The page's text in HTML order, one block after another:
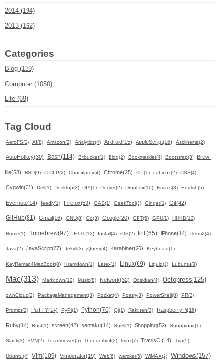
2014 (194)
2013 (162)
Categories
Blog (139)
Computer (1050)
Life (69)
Tag Cloud
AeroFS(2) AI(8) Amazon(2) Analytics(4) Android(15) AppleScript(16) Asciinema(2)
AutoHotkey(30) Bash(114) Bitbucket(1) Blog(2) Bookmarklet(4) Bootstrap(3) Brew-
file(58) BSD(9) C-CPP(2) Chocolatey(4) Chrome(25) CLI(1) coLinux(2) CSS(4)
Cygwin(31) Dell(1) Desktop(2) DIY(1) Docker(2) Dropbox(10) Emacs(3) English(5)
Evernote(14) feedly(1) Firefox(59) GAS(1) GeekTool(3) Ginger(1) Git(42)
GitHub(81) Gmail(16) GNU(8) Go(3) Google(20) GPT(5) GPU(1) HHKB(13)
Home(1) Homebrew(97) IFTTT(12) Install(4) iOS(2) IoT(65) iPhone(14) iTerm2(4)
Java(2) JavaScript(27) Jekyll(3) jQuery(4) Karabiner(26) Keyboard(1)
KeyRemap4MacBook(8) Kramdown(1) Latex(1) Linux(69) Liquid(2) Lubuntu(3)
Mac(313) Markdown(12) Music(8) Network(32) Obsidian(4) Octopress(125)
ownCloud(2) PackageManagement(3) Pocket(4) Poetry(3) PowerShell(8) PR(3)
Prompt(3) PuTTY(14) PyPi(1) Python(76) Qi(1) Rakuten(3) RaspberryPi(18)
Ruby(14) Rust(1) screen(42) sentaku(14) Shell(1) Shopping(52) Shoppiong(1)
Slack(3) SVN(2) TeamViewer(5) Thunderbird(2) tmux(7) TravisCI(14) Trip(5)
Ubuntu(4) Vim(109) Vimperator(19) Web(6) wercker(6) WiMAX(2) Windows(157)